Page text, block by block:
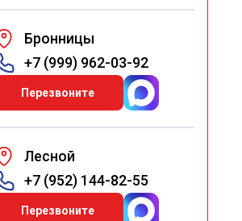
Бронницы
+7 (999) 962-03-92
Перезвоните
Лесной
+7 (952) 144-82-55
Перезвоните